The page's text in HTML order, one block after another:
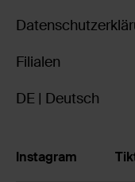
Filialen
DE | Deutsch
Instagram